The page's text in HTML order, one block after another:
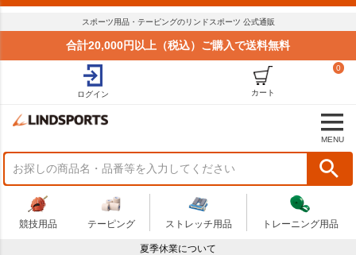
スポーツ用品・テーピングのリンドスポーツ 公式通販
合計20,000円以上（税込）ご購入で送料無料
ログイン
0
カート
MENU
競技用品 テーピング ストレッチ用品 トレーニング用品
夏季休業について